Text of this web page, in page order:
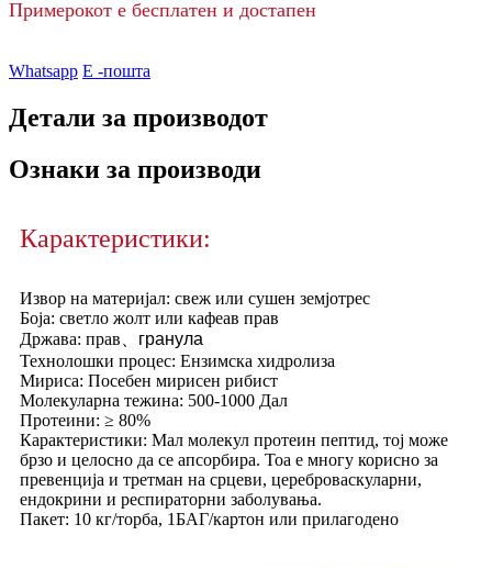
Примерокот е бесплатен и достапен
Whatsapp Е -пошта
Детали за производот
Ознаки за производи
Карактеристики:
Извор на материјал: свеж или сушен земјотрес
Боја: светло жолт или кафеав прав
Држава: прав、
гранула
Технолошки процес: Ензимска хидролиза
Мириса: Посебен мирисен рибист
Молекуларна тежина: 500-1000 Дал
Протеини: ≥ 80%
Карактеристики: Мал молекул протеин пептид, тој може
брзо и целосно да се апсорбира. Тоа е многу корисно за
превенција и третман на срцеви, цереброваскуларни,
ендокрини и респираторни заболувања.
Пакет: 10 кг/торба, 1БАГ/картон или прилагодено